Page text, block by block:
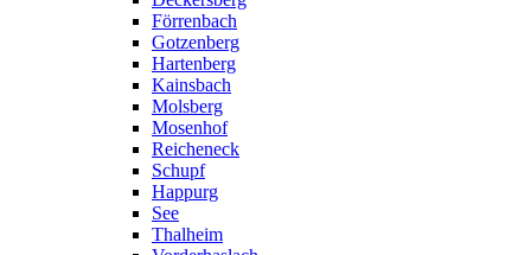
Förrenbach
Gotzenberg
Hartenberg
Kainsbach
Molsberg
Mosenhof
Reicheneck
Schupf
Happurg
See
Thalheim